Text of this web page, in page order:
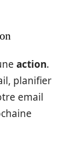
action.
planifier
email